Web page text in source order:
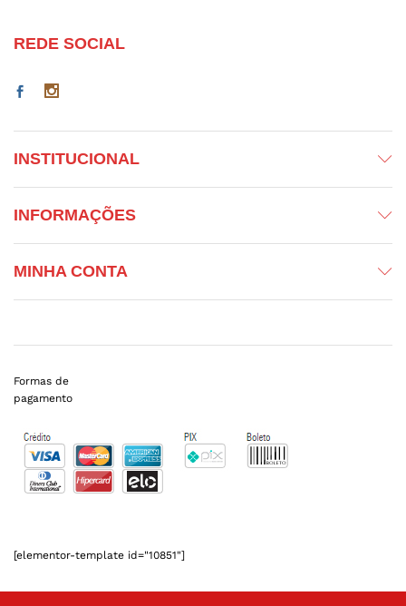
REDE SOCIAL
INSTITUCIONAL
INFORMAÇÕES
MINHA CONTA
[elementor-template id="10851"]
Formas de
pagamento